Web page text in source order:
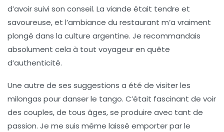
d’avoir suivi son conseil. La viande était tendre et
savoureuse, et l’ambiance du restaurant m’a vraiment
plongé dans la culture argentine. Je recommandais
absolument cela à tout voyageur en quête
d’authenticité.
Une autre de ses suggestions a été de visiter les
milongas pour danser le tango. C’était fascinant de voir
des couples, de tous âges, se produire avec tant de
passion. Je me suis même laissé emporter par le